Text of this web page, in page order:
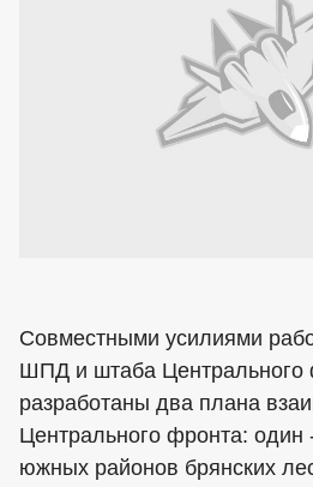
Совместными усилиями
ШПД и штаба Центрального
разработаны два плана
Центрального фронта: один
южных районов брянских